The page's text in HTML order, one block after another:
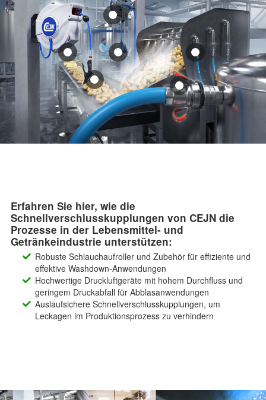
Erfahren Sie hier, wie die
Schnellverschlusskupplungen von CEJN die
Prozesse in der Lebensmittel- und
Getränkeindustrie unterstützen:
Robuste Schlauchaufroller und Zubehör für effiziente und
effektive Washdown-Anwendungen
Hochwertige Druckluftgeräte mit hohem Durchfluss und
geringem Druckabfall für Abblasanwendungen
Auslaufsichere Schnellverschlusskupplungen, um
Leckagen im Produktionsprozess zu verhindern